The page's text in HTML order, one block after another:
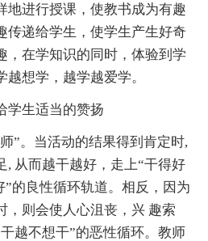
地进行授课，使教书成为有趣
传递给学生，使学生产生好奇
，在学知识的同时，体验到学
想学，越学越爱学。
学生适当的赞扬
”。当活动的结果得到肯定时,
, 从而越干越好，走上“干得好
的良性循环轨道。相反，因为
，则会使人心沮丧，兴 趣索
越不想干”的恶性循环。教师